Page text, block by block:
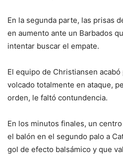
En la segunda parte, las prisas
en aumento ante un Barbados
intentar buscar el empate.
El equipo de Christiansen
volcado totalmente en ataque,
orden, le faltó contundencia.
En los minutos finales, un
el balón en el segundo palo a
gol de efecto balsámico y que